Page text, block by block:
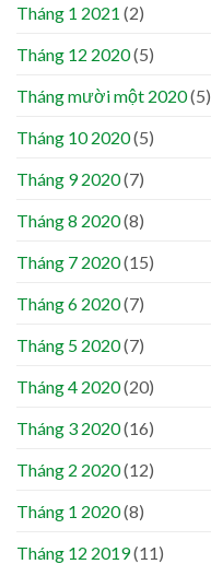
Tháng 1 2021 (2)
Tháng 12 2020(5)
Tháng mười một 2020(5)
Tháng 10 2020(5)
Tháng 9 2020(7)
Tháng 8 2020(8)
Tháng 7 2020(15)
Tháng 6 2020(7)
Tháng 5 2020(7)
Tháng 4 2020(20)
Tháng 3 2020(16)
Tháng 2 2020(12)
Tháng 1 2020(8)
Tháng 12 2019(11)